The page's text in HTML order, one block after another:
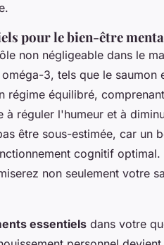
pour le bien-être
non négligeable dans le
3, tels que le
régime équilibré,
à réguler l'humeur et à
être sous-estimée, car un
cognitif
non seulement votre
essentiels dans votre